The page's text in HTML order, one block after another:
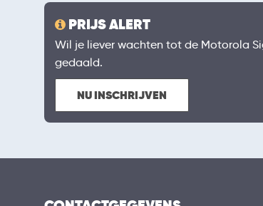
PRIJS ALERT
Wil je liever wachten tot de Motorola
gedaald.
NU INSCHRIJVEN